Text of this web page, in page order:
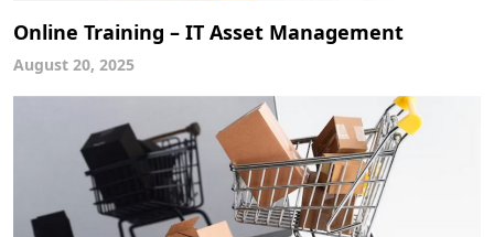
Online Training – IT Asset Management
August 20, 2025